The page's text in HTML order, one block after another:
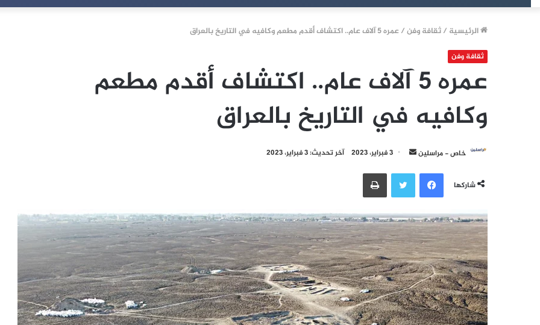
الرئيسية /ثقافة وفن/عمره 5 آلاف عام.. اكتشاف أقدم مطعم وكافيه في التاريخ بالعراق
ثقافة وفن
عمره 5 آلاف عام.. اكتشاف أقدم مطعم
وكافيه في التاريخ بالعراق
خاص - مراسلين
أرسل
إلكترونيا
3 فبراير، 2023 آخر تحديث: 3 فبراير، 2023
شاركها
فيسبوكتويتر طباعة